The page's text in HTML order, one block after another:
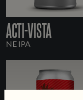
ACTI-VISTA
NE IPA